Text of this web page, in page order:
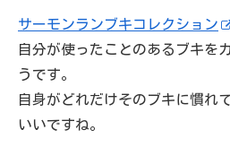
サーモンランブキコレクション
自分が使ったことのあるブキを
うです。
自身がどれだけそのブキに慣れ
いいですね。